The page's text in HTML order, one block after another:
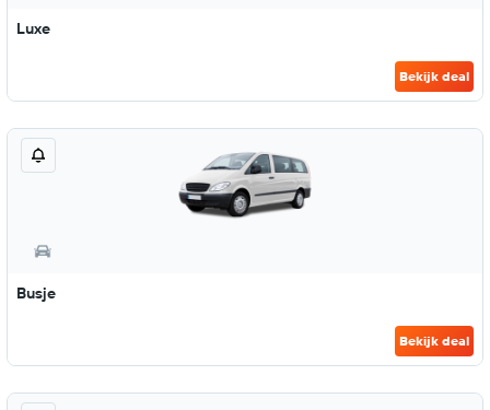
Luxe
Bekijk deal
Busje
Bekijk deal